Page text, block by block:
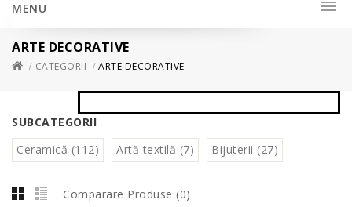
MENU
ARTE DECORATIVE
CATEGORII ARTE DECORATIVE
SUBCATEGORII
Ceramică (112)
Artă textilă (7) Bijuterii (27)
Comparare Produse (0)